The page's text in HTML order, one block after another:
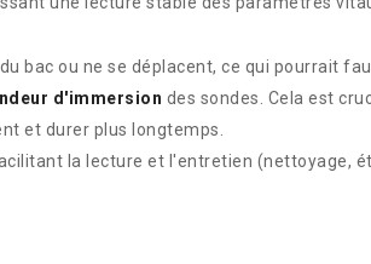
bac ou ne se déplacent, ce qui pourrait
d'immersion des sondes. Cela est
et durer plus longtemps.
la lecture et l'entretien (nettoyage,